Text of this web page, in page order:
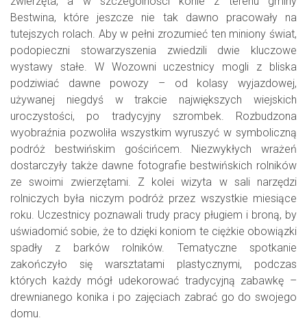
Bestwina, które jeszcze nie tak dawno pracowały na
tutejszych rolach. Aby w pełni zrozumieć ten miniony świat,
podopieczni stowarzyszenia zwiedzili dwie kluczowe
wystawy stałe. W Wozowni uczestnicy mogli z bliska
podziwiać dawne powozy – od kolasy wyjazdowej,
używanej niegdyś w trakcie największych wiejskich
uroczystości, po tradycyjny szrombek. Rozbudzona
wyobraźnia pozwoliła wszystkim wyruszyć w symboliczną
podróż bestwińskim gościńcem. Niezwykłych wrażeń
dostarczyły także dawne fotografie bestwińskich rolników
ze swoimi zwierzętami. Z kolei wizyta w sali narzędzi
rolniczych była niczym podróż przez wszystkie miesiące
roku. Uczestnicy poznawali trudy pracy pługiem i broną, by
uświadomić sobie, że to dzięki koniom te ciężkie obowiązki
spadły z barków rolników. Tematyczne spotkanie
zakończyło się warsztatami plastycznymi, podczas
których każdy mógł udekorować tradycyjną zabawkę –
drewnianego konika i po zajęciach zabrać go do swojego
domu.